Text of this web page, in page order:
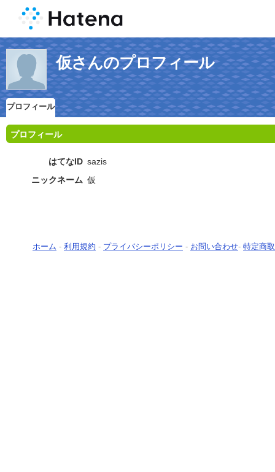
仮さんのプロフィール
プロフィール
プロフィール
はてなID sazis
ニックネーム 仮
ホーム - 利用規約 - プライバシーポリシー - お問い合わせ- 特定商